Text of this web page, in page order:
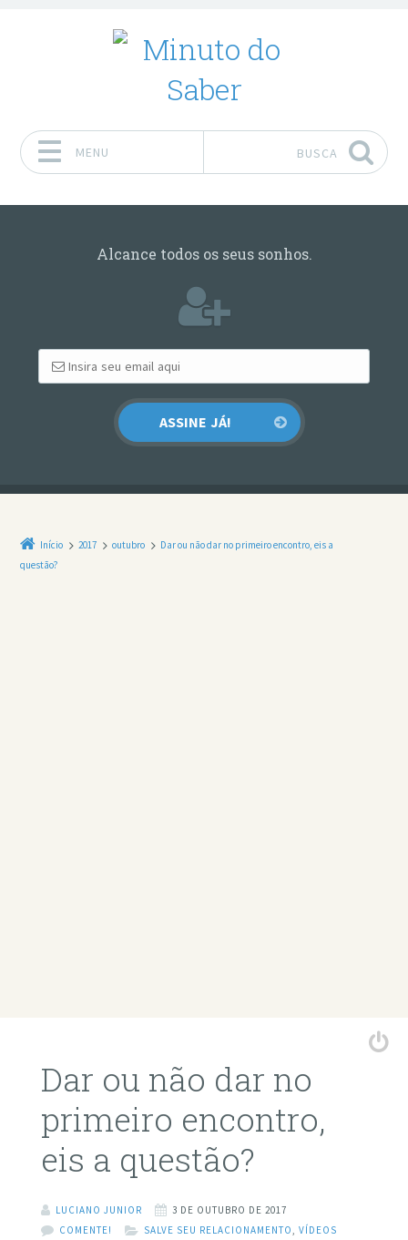
MENU BUSCA
Alcance todos os seus sonhos.
Início 2017 outubro
Dar ou não dar no primeiro encontro, eis a
questão?
Dar ou não dar no
primeiro encontro,
eis a questão?
LUCIANO JUNIOR
3 DE OUTUBRO DE 2017
COMENTE!
SALVE SEU RELACIONAMENTO VÍDEOS